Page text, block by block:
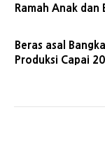
Ramah Anak dan
Beras asal
Produksi Capai